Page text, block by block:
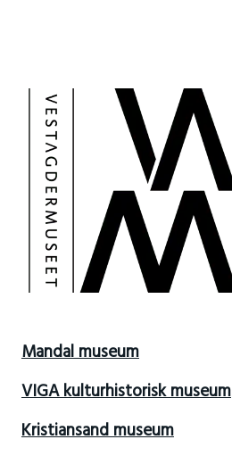
Mandal museum
VIGA kulturhistorisk museum
Kristiansand museum